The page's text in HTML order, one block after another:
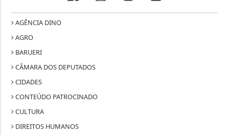
AGÊNCIA DINO
AGRO
BARUERI
CÂMARA DOS DEPUTADOS
CIDADES
CONTEÚDO PATROCINADO
CULTURA
DIREITOS HUMANOS